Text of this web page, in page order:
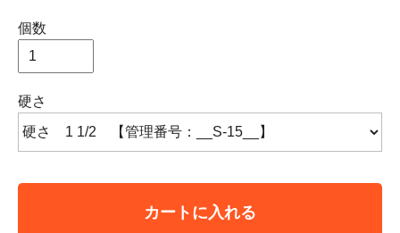
個数
硬さ
カートに入れる